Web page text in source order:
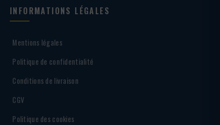
INFORMATIONS LÉGALES
Mentions légales
Politique de confidentialité
Conditions de livraison
CGV
Politique des cookies